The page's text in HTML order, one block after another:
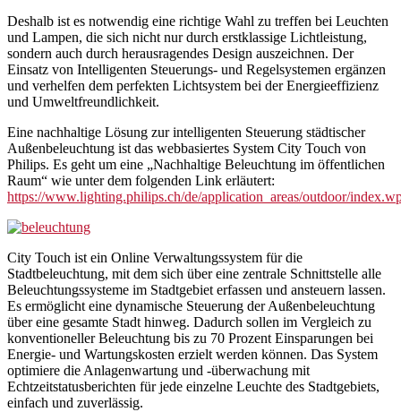
Deshalb ist es notwendig eine richtige Wahl zu treffen bei Leuchten
und Lampen, die sich nicht nur durch erstklassige Lichtleistung,
sondern auch durch herausragendes Design auszeichnen. Der
Einsatz von Intelligenten Steuerungs- und Regelsystemen ergänzen
und verhelfen dem perfekten Lichtsystem bei der Energieeffizienz
und Umweltfreundlichkeit.
Eine nachhaltige Lösung zur intelligenten Steuerung städtischer
Außenbeleuchtung ist das webbasiertes System City Touch von
Philips. Es geht um eine „Nachhaltige Beleuchtung im öffentlichen
Raum“ wie unter dem folgenden Link erläutert:
https://www.lighting.philips.ch/de/application_areas/outdoor/
City Touch ist ein Online Verwaltungssystem für die
Stadtbeleuchtung, mit dem sich über eine zentrale Schnittstelle alle
Beleuchtungssysteme im Stadtgebiet erfassen und ansteuern lassen.
Es ermöglicht eine dynamische Steuerung der Außenbeleuchtung
über eine gesamte Stadt hinweg. Dadurch sollen im Vergleich zu
konventioneller Beleuchtung bis zu 70 Prozent Einsparungen bei
Energie- und Wartungskosten erzielt werden können. Das System
optimiere die Anlagenwartung und -überwachung mit
Echtzeitstatusberichten für jede einzelne Leuchte des Stadtgebiets,
einfach und zuverlässig.